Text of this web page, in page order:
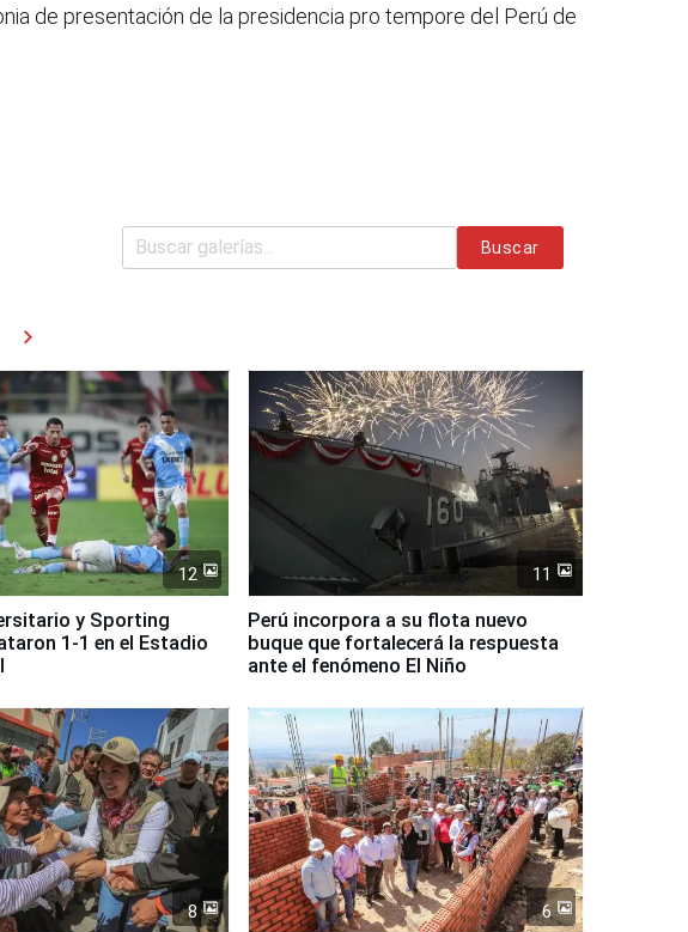
de presentación de la presidencia pro tempore del Perú de
Buscar
chevron_right
12
y Sporting
1-1 en el Estadio
11
Perú incorpora a su flota nuevo
buque que fortalecerá la respuesta
ante el fenómeno El Niño
8 6